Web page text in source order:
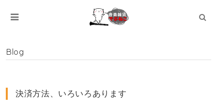
Blog
決済方法、いろいろあります